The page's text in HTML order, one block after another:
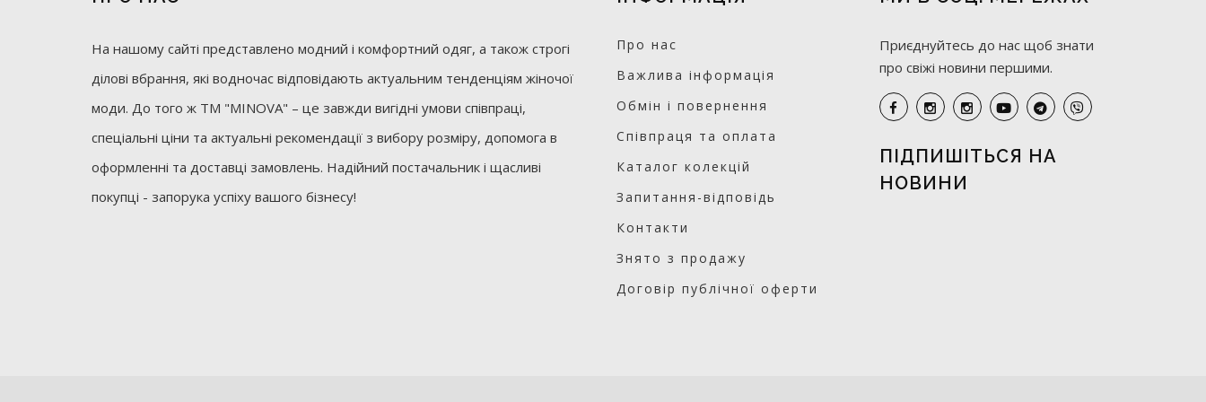
На нашому сайті представлено модний і комфортний одяг, а також строгі
ділові вбрання, які водночас відповідають актуальним тенденціям жіночої
моди. До того ж ТМ "MINOVA" – це завжди вигідні умови співпраці,
спеціальні ціни та актуальні рекомендації з вибору розміру, допомога в
оформленні та доставці замовлень. Надійний постачальник і щасливі
покупці - запорука успіху вашого бізнесу!
Про нас
Важлива інформація
Обмін і повернення
Співпраця та оплата
Каталог колекцій
Запитання-відповідь
Контакти
Знято з продажу
Договір публічної оферти
Приєднуйтесь до нас щоб знати
про свіжі новини першими.
ПІДПИШІТЬСЯ НА
НОВИНИ